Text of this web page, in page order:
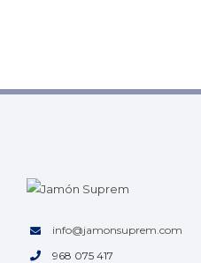
info@jamonsuprem.com
968 075 417